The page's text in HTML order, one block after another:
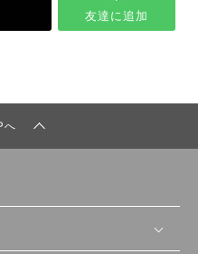
友達に追加
へ